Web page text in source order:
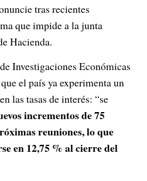
tras recientes
que impide a la junta
Hacienda.
Investigaciones Económicas
el país ya experimenta un
las tasas de interés: “se
incrementos de 75
reuniones, lo que
en 12,75 % al cierre del